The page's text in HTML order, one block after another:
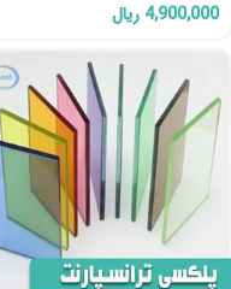
4,900,000 ریال